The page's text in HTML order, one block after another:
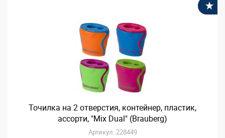
Точилка на 2 отверстия, контейнер, пластик,
ассорти, "Mix Dual" (Brauberg)
Артикул: 228449